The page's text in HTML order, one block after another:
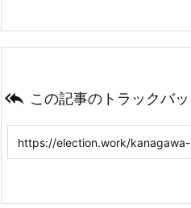
 この記事のトラックバ